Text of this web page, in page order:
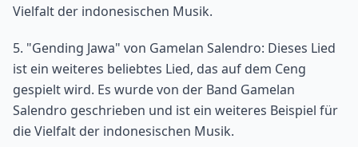
Vielfalt der indonesischen Musik.
5. "Gending Jawa" von Gamelan Salendro: Dieses Lied
ist ein weiteres beliebtes Lied, das auf dem Ceng
gespielt wird. Es wurde von der Band Gamelan
Salendro geschrieben und ist ein weiteres Beispiel für
die Vielfalt der indonesischen Musik.